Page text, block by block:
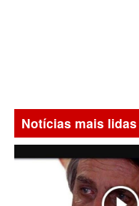
Notícias mais lidas